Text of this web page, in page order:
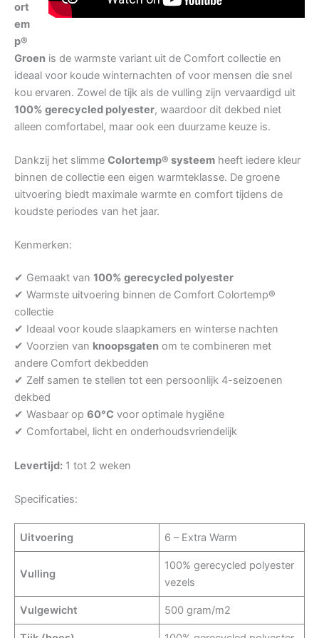
ort
em
p®
Groen is de warmste variant uit de Comfort collectie en
ideaal voor koude winternachten of voor mensen die snel
kou ervaren. Zowel de tijk als de vulling zijn vervaardigd uit
100% gerecycled polyester, waardoor dit dekbed niet
alleen comfortabel, maar ook een duurzame keuze is.
Dankzij het slimme Colortemp® systeem heeft iedere kleur
binnen de collectie een eigen warmteklasse. De groene
uitvoering biedt maximale warmte en comfort tijdens de
koudste periodes van het jaar.
Kenmerken:
✔ Gemaakt van 100% gerecycled polyester
✔ Warmste uitvoering binnen de Comfort Colortemp®
collectie
✔ Ideaal voor koude slaapkamers en winterse nachten
✔ Voorzien van knoopsgaten om te combineren met
andere Comfort dekbedden
✔ Zelf samen te stellen tot een persoonlijk 4-seizoenen
dekbed
✔ Wasbaar op 60°C voor optimale hygiëne
✔ Comfortabel, licht en onderhoudsvriendelijk
Levertijd: 1 tot 2 weken
Specificaties:
Uitvoering 6 – Extra Warm
Vulling
100% gerecycled polyester
vezels
Vulgewicht 500 gram/m2